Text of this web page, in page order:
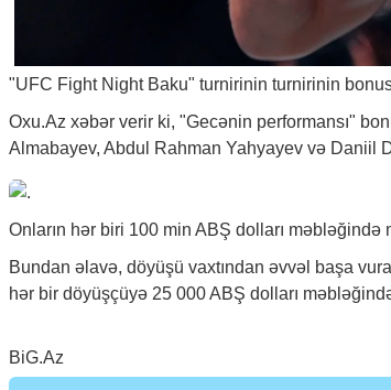
"UFC Fight Night Baku" turnirinin turnirinin
Oxu.Az xəbər verir ki, "Gecənin performansı"
Almabayev, Abdul Rahman Yahyayev və Daniil
Onların hər biri 100 min ABŞ dolları məbləğində
Bundan əlavə, döyüşü vaxtından əvvəl başa
hər bir döyüşçüyə 25 000 ABŞ dolları
BiG.Az